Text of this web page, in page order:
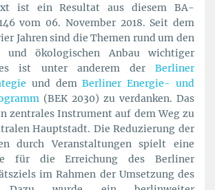
ist ein Resultat aus diesem BA-
vom 06. November 2018. Seit dem
Jahren sind die Themen rund um den
und ökologischen Anbau wichtiger
ist unter anderem der Berliner
und demBerliner Energie- und
(BEK 2030) zu verdanken. Das
zentrales Instrument auf dem Weg zu
Hauptstadt. Die Reduzierung der
durch Veranstaltungen spielt eine
für die Erreichung des Berliner
im Rahmen der Umsetzung des